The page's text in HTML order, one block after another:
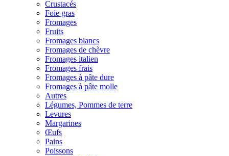
Crustacés
Foie gras
Fromages
Fruits
Fromages blancs
Fromages de chèvre
Fromages italien
Fromages frais
Fromages à pâte dure
Fromages à pâte molle
Autres
Légumes, Pommes de terre
Levures
Margarines
Œufs
Pains
Poissons